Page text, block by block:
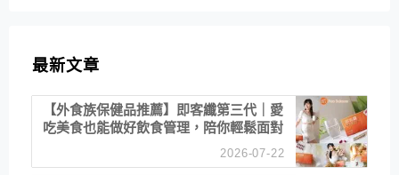
最新文章
【外食族保健品推薦】即客纖第三代｜愛
吃美食也能做好飲食管理，陪你輕鬆面對
2026-07-22